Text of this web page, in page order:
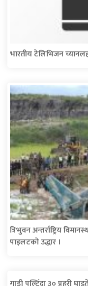
भारतीय टेलिभिजन
त्रिभुवन अन्तर्राष्ट्रिय
पाइलटको उद्धार ।